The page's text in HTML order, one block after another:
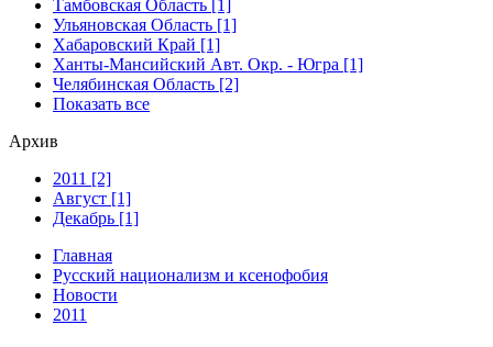
Тамбовская Область [1]
Ульяновская Область [1]
Хабаровский Край [1]
Ханты-Мансийский Авт. Окр. - Югра [1]
Челябинская Область [2]
Показать все
Архив
2011 [2]
Август [1]
Декабрь [1]
Главная
Русский национализм и ксенофобия
Новости
2011